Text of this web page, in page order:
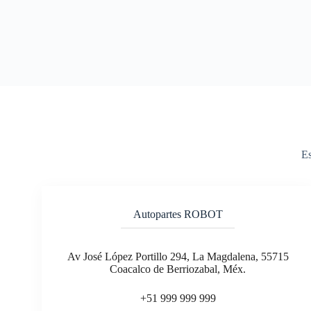
Autopartes ROBOT
Av José López Portillo 294, La Magdalena, 55715
Coacalco de Berriozabal, Méx.
+51 999 999 999